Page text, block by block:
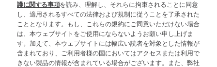
護に関する事項を読み、理解し、それらに拘束されることに同意
し、適用されるすべての法律および規制に従うことを了承された
こととなります。もし、これらの規約にご同意いただけない場合
は、本ウェブサイトをご使用にならないようお願い申し上げま
す。加えて、本ウェブサイトには幅広い読者を対象とした情報が
含まれており、ご利用者様の国においてはアクセスまたは利用で
きない製品の情報が含まれている場合がございます。また、弊社